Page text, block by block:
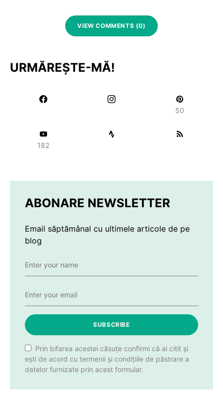
VIEW COMMENTS (0)
URMĂREȘTE-MĂ!
50
182
ABONARE NEWSLETTER
Email săptămânal cu ultimele articole de pe
blog
SUBSCRIBE
Prin bifarea acestei căsuțe confirmi că ai citit și
ești de acord cu termenii și condițiile de păstrare a
datelor furnizate prin acest formular.